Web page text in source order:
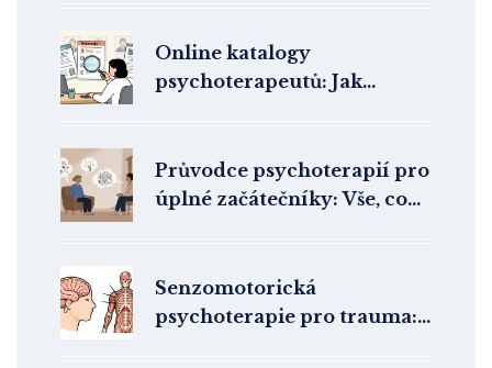
Online katalogy
psychoterapeutů: Jak
2026
Průvodce psychoterapií pro
úplné začátečníky: Vše, co
Senzomotorická
psychoterapie pro trauma: